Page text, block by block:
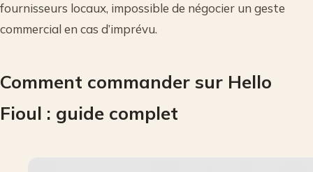
fournisseurs locaux, impossible de négocier un geste
commercial en cas d’imprévu.
Comment commander sur Hello
Fioul : guide complet